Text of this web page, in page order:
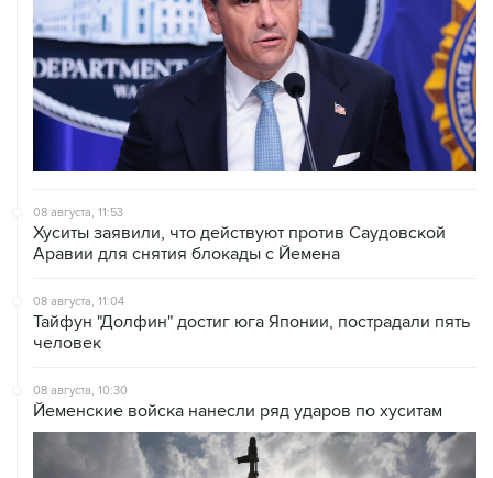
08 августа, 11:53
Хуситы заявили, что действуют против Саудовской
Аравии для снятия блокады с Йемена
08 августа, 11:04
Тайфун "Долфин" достиг юга Японии, пострадали пять
человек
08 августа, 10:30
Йеменские войска нанесли ряд ударов по хуситам